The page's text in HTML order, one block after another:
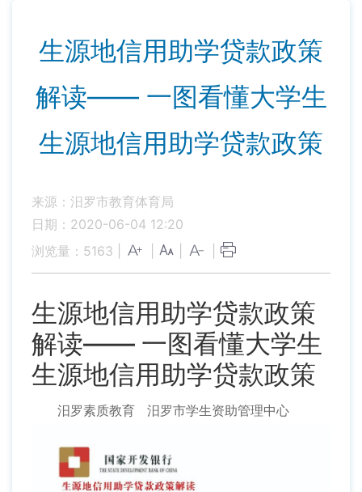
生源地信用助学贷款政策
解读—— 一图看懂大学生
生源地信用助学贷款政策
来源：汨罗市教育体育局
日期：2020-06-04 12:20
浏览量： 5163
生源地信用助学贷款政策
解读—— 一图看懂大学生
生源地信用助学贷款政策
汨罗素质教育 汨罗市学生资助管理中心